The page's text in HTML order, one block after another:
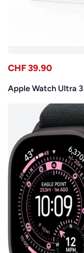
CHF 39.90
Apple Watch Ultra